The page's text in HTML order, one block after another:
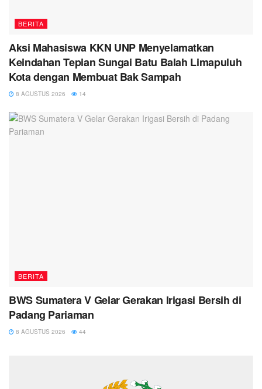
BERITA
Aksi Mahasiswa KKN UNP Menyelamatkan
Keindahan Tepian Sungai Batu Balah Limapuluh
Kota dengan Membuat Bak Sampah
8 AGUSTUS 2026 14
BERITA
BWS Sumatera V Gelar Gerakan Irigasi Bersih di
Padang Pariaman
8 AGUSTUS 2026 44